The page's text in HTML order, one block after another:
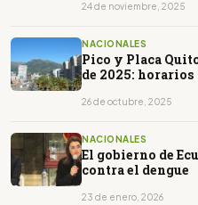
24 de noviembre, 2025
NACIONALES
Pico y Placa
de 2025:
26 de octubre, 2025
NACIONALES
El gobierno de
contra el dengue
23 de enero, 2026